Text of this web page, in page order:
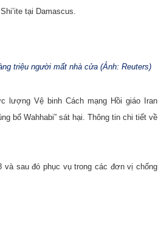
tại Damascus.
triệu người mất nhà cửa (Ảnh: Reuters)
lượng Vệ binh Cách mạng Hồi giáo Iran
bố Wahhabi” sát hại. Thông tin chi tiết về
và sau đó phục vụ trong các đơn vị chống